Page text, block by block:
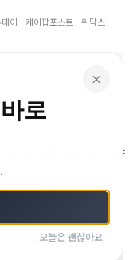
이 케이팝포스트 위닥스
받으며, 무단 전재, 복사, 배포
Reserved
×
로
오늘은 괜찮아요